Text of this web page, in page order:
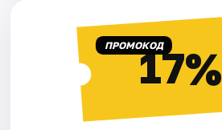
ПРОМОКОД17%